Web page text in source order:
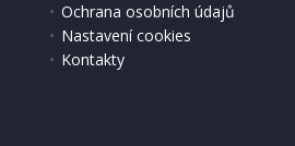
DOPRAVA ZDARMA
Ochrana osobních údajů
Nastavení cookies
Kontakty